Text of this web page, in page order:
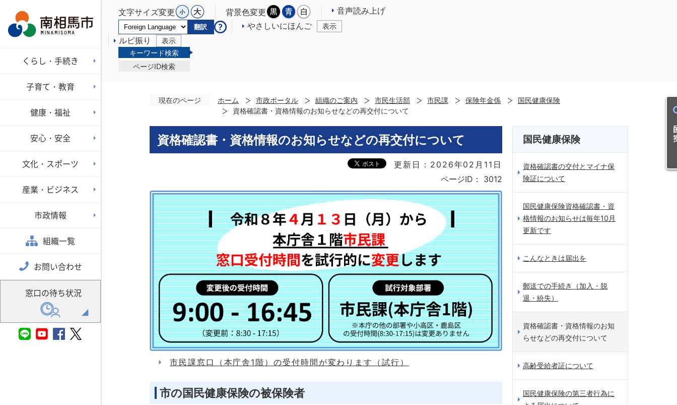
文字サイズ変更 背景色変更 音声読み上げ
翻訳 やさしいにほんご 表示
ルビ振り
表示
キーワード検索
ページID検索
くらし・手続き
子育て・教育
健康・福祉
安心・安全
文化・スポーツ
産業・ビジネス
市政情報
組織一覧
お問い合わせ
窓口の待ち状況
目
現在のページ ホーム 市政ポータル 組織のご案内 市民生活部 市民課 保険年金係
国民健康保険
資格確認書・資格情報のお知らせなどの再交付について
資格確認書・資格情報のお知らせなどの再交付について
更新日：2026年02月11日
ページID：
3012
市民課窓口（本庁舎1階）の受付時間が変わります（試行）
市の国民健康保険の被保険者
国民健康保険
資格確認書の交付とマイナ保
険証について
国民健康保険資格確認書・資
格情報のお知らせは毎年10月
更新です
こんなときは届出を
郵送での手続き（加入・脱
退・紛失）
資格確認書・資格情報のお知
らせなどの再交付について
高齢受給者証について
国民健康保険の第三者行為に